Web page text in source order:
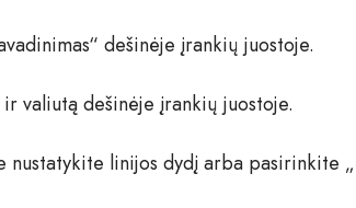
dešinėje įrankių juostoje.
valiutą dešinėje įrankių juostoje.
nustatykite linijos dydį arba pasirinkite